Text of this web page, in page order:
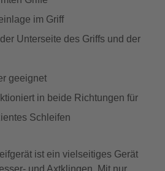
im Griff
Unterseite des Griffs und der
geeignet
in beide Richtungen für
Schleifen
ist ein vielseitiges Gerät
und Axtklingen. Mit nur